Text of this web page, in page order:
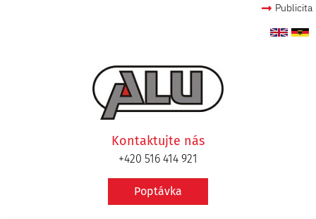
Publicita
Kontaktujte nás
+420 516 414 921
Poptávka